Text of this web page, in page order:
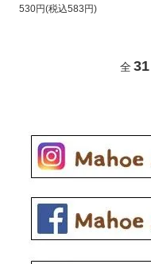
530円(税込583円)
全 31